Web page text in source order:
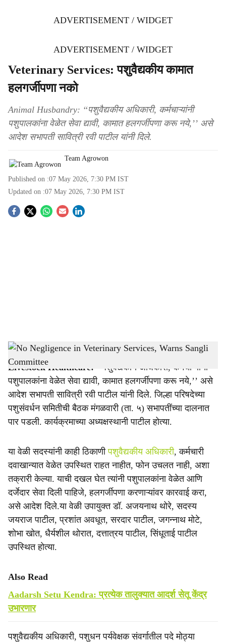
ADVERTISEMENT / WIDGET
ADVERTISEMENT / WIDGET
Veterinary Services: पशुवैद्यकीय कामात
हलगर्जीपणा नको
Animal Husbandry: ‘‘पशुवैद्यकीय अधिकारी, कर्मचाऱ्यांनी
पशुपालकांना वेळेत सेवा द्यावी, कामात हलगर्जीपणा करू नये,’’ असे
आदेश सभापती सावित्री रवी पाटील यांनी दिले.
Team Agrowon
Published on :07 May 2026, 7:30 PM IST
Updated on :07 May 2026, 7:30 PM IST
S
h
a
r
e
No Negligence in Veterinary Services, Warns Sangli Committee -Agrowon
Livestock Healthcare: ‘‘पशुवैद्यकीय अधिकारी, कर्मचाऱ्यांनी
पशुपालकांना वेळेत सेवा द्यावी, कामात हलगर्जीपणा करू नये,’’ असे
आदेश सभापती सावित्री रवी पाटील यांनी दिले. जिल्हा परिषदेच्या
पशुसंवर्धन समितीची बैठक मंगळवारी (ता. ५) सभापतींच्या दालनात
पार पडली. कार्यक्रमाच्या अध्यक्षस्थानी पाटील होत्या.
या वेळी सदस्यांनी काही ठिकाणीपशुवैद्यकीय अधिकारी, कर्मचारी
दवाखान्यात वेळेत उपस्थित राहत नाहीत, फोन उचलत नाही, अशा
तक्रारी केल्या. याची दखल घेत त्यांनी पशुपालकांना वेळेत आणि
दर्जेदार सेवा दिली पाहिजे, हलगर्जीपणा करणाऱ्यांवर कारवाई करा,
असे आदेश दिले.या वेळी उपायुक्त डॉ. अजयनाथ थोरे, सदस्य
जयराज पाटील, प्रशांत अवधूत, सरदार पाटील, जगन्नाथ मोटे,
शोभा खोत, धैर्यशील थोरात, दत्तात्रय पाटील, सिंधूताई पाटील
उपस्थित होत्या.
Also Read
Aadarsh Setu Kendra: प्रत्येक तालुक्यात आदर्श सेतू केंद्र
उभारणार
पशुवैद्यकीय अधिकारी, पशुधन पर्यवेक्षक संवर्गातील पदे मोठ्या